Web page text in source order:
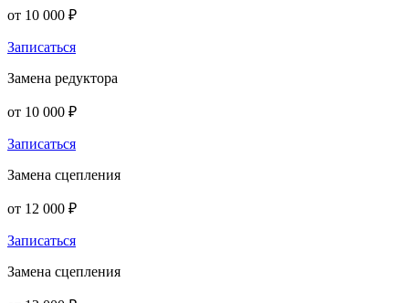
от 10 000 ₽
Записаться
Замена редуктора
от 10 000 ₽
Записаться
Замена сцепления
от 12 000 ₽
Записаться
Замена сцепления